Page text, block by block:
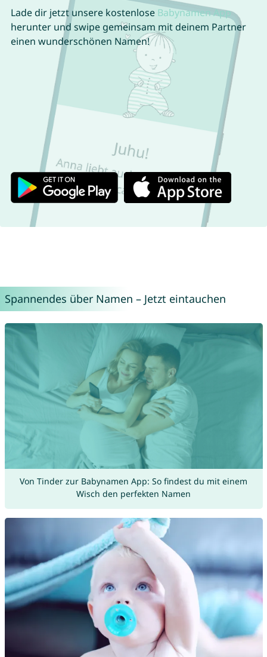
Lade dir jetzt unsere kostenlose Babynamen App
herunter und swipe gemeinsam mit deinem Partner
einen wunderschönen Namen!
Spannendes über Namen – Jetzt eintauchen
Von Tinder zur Babynamen App: So findest du mit einem
Wisch den perfekten Namen